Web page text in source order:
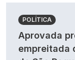
POLÍTICA
Aprovada
empreitada